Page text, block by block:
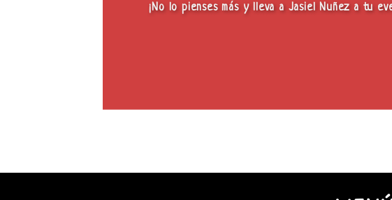
¡No lo pienses más y lleva a Jasiel Nuñez a tu